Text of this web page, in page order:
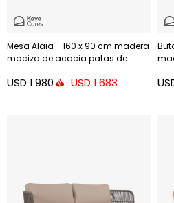
Mesa Alaia - 160 x 90 cm madera
maciza de acacia patas de
USD 1.980 USD 1.683